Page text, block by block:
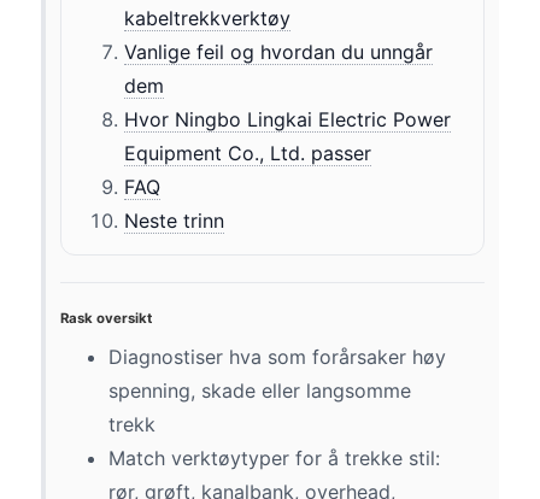
kabeltrekkverktøy
Vanlige feil og hvordan du unngår
dem
Hvor Ningbo Lingkai Electric Power
Equipment Co., Ltd. passer
FAQ
Neste trinn
Rask oversikt
Diagnostiser hva som forårsaker høy
spenning, skade eller langsomme
trekk
Match verktøytyper for å trekke stil:
rør, grøft, kanalbank, overhead,